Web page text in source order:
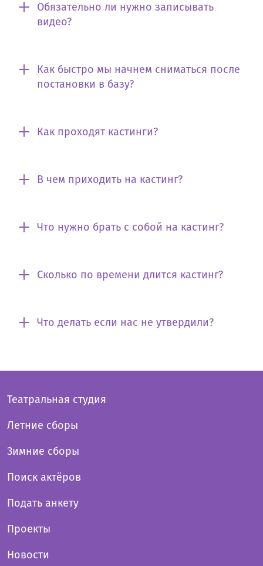
Обязательно ли нужно записывать
видео?
Как быстро мы начнем сниматься после
постановки в базу?
Как проходят кастинги?
В чем приходить на кастинг?
Что нужно брать с собой на кастинг?
Сколько по времени длится кастинг?
Что делать если нас не утвердили?
Театральная студия
Летние сборы
Зимние сборы
Поиск актёров
Подать анкету
Проекты
Новости